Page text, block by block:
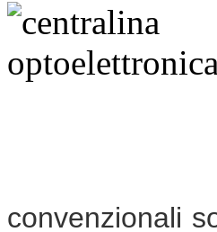
convenzionali